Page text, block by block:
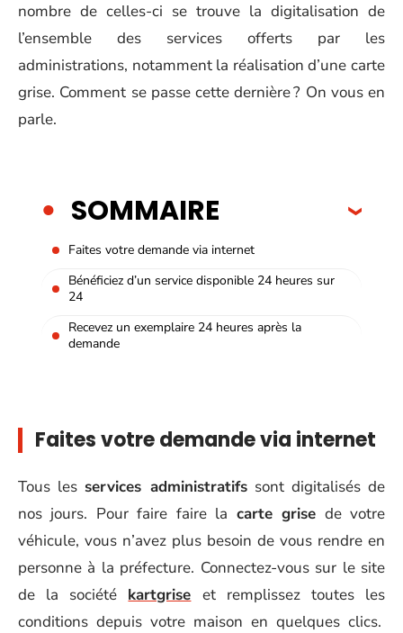
nombre de celles-ci se trouve la digitalisation de
l’ensemble des services offerts par les
administrations, notamment la réalisation d’une carte
grise. Comment se passe cette dernière ? On vous en
parle.
SOMMAIRE
Faites votre demande via internet
Bénéficiez d’un service disponible 24 heures sur
24
Recevez un exemplaire 24 heures après la
demande
Faites votre demande via internet
Tous les services administratifssont digitalisés de
nos jours. Pour faire faire la carte grise de votre
véhicule, vous n’avez plus besoin de vous rendre en
personne à la préfecture. Connectez-vous sur le site
de la société kartgrise et remplissez toutes les
conditions depuis votre maison en quelques clics.